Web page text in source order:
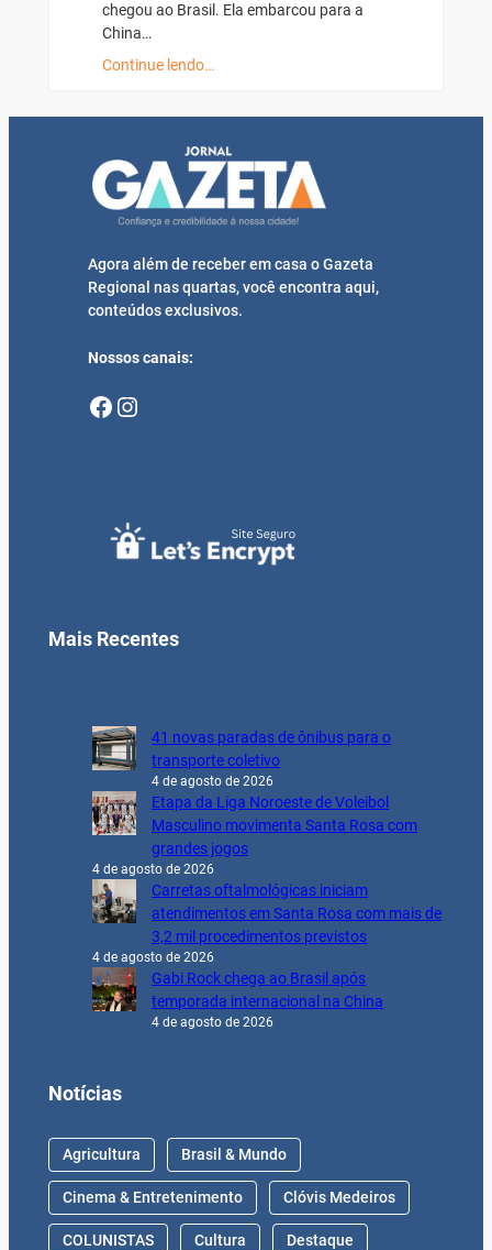
chegou ao Brasil. Ela embarcou para a
China…
Continue lendo…
Agora além de receber em casa o Gazeta
Regional nas quartas, você encontra aqui,
conteúdos exclusivos.
Nossos canais:
Facebook Instagram
Mais Recentes
41 novas paradas de ônibus para o
transporte coletivo
4 de agosto de 2026
Etapa da Liga Noroeste de Voleibol
Masculino movimenta Santa Rosa com
grandes jogos
4 de agosto de 2026
Carretas oftalmológicas iniciam
atendimentos em Santa Rosa com mais de
3,2 mil procedimentos previstos
4 de agosto de 2026
Gabi Rock chega ao Brasil após
temporada internacional na China
4 de agosto de 2026
Notícias
Agricultura Brasil & Mundo
Cinema & Entretenimento Clóvis Medeiros
COLUNISTAS Cultura Destaque